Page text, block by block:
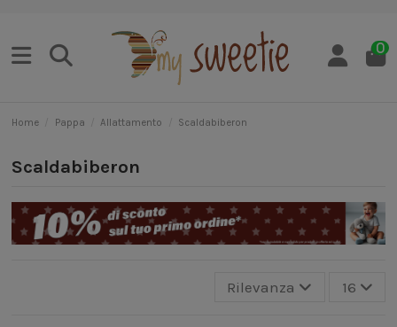
0
Home Pappa Allattamento Scaldabiberon
Scaldabiberon
Rilevanza 16